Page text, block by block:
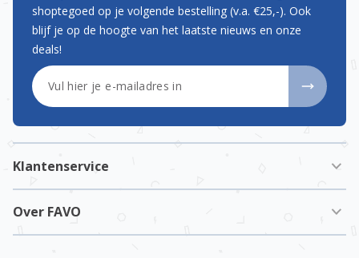
Klantenservice
Over FAVO
shoptegoed op je volgende bestelling (v.a. €25,-). Ook
blijf je op de hoogte van het laatste nieuws en onze
deals!
E-mailadres